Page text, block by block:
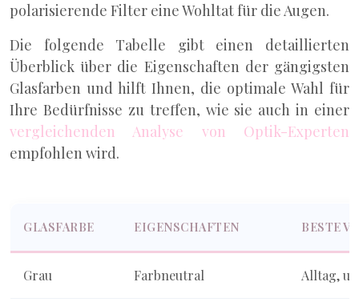
polarisierende Filter eine Wohltat für die Augen.
Die folgende Tabelle gibt einen detaillierten
Überblick über die Eigenschaften der gängigsten
Glasfarben und hilft Ihnen, die optimale Wahl für
Ihre Bedürfnisse zu treffen, wie sie auch in einer
vergleichenden Analyse von Optik-Experten
empfohlen wird.
GLASFARBE EIGENSCHAFTEN BESTE
Grau Farbneutral Alltag,